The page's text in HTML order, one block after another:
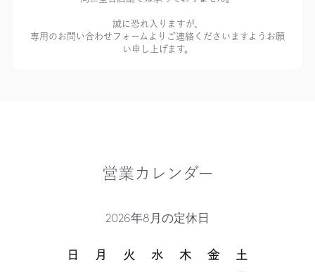
誠に恐れ入りますが、
専用のお問い合わせフォームよりご連絡くださいますようお願
い申し上げます。
営業カレンダー
2026年8月の定休日
日 月 火 水 木 金 土